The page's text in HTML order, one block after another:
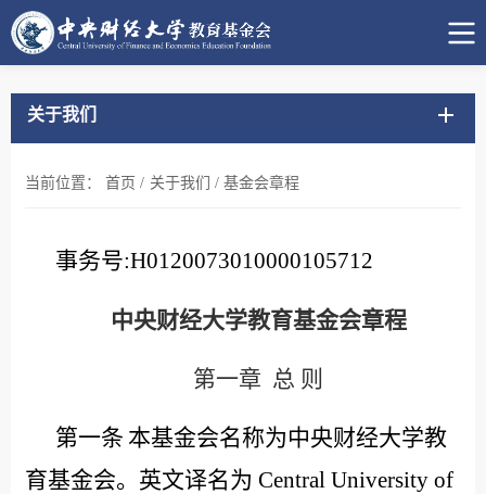
关于我们
当前位置： 首页 / 关于我们 / 基金会章程
事务号:H0120073010000105712
中央财经大学教育基金会章程
第一章 总 则
第一条 本基金会名称为中央财经大学教
育基金会。英文译名为 Central University of